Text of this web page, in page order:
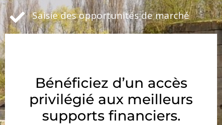
Saisie des opportunités de marché
Bénéficiez d’un accès
privilégié aux meilleurs
supports financiers.